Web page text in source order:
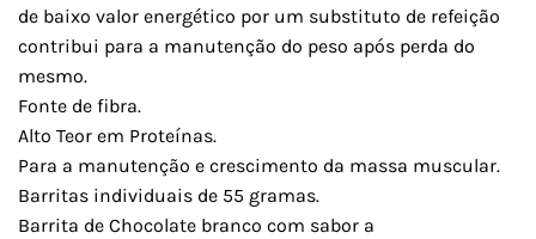
de baixo valor energético por um substituto de refeição
contribui para a manutenção do peso após perda do
mesmo.
Fonte de fibra.
Alto Teor em Proteínas.
Para a manutenção e crescimento da massa muscular.
Barritas individuais de 55 gramas.
Barrita de Chocolate branco com sabor a